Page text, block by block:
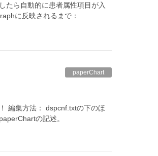
たら自動的に患者属性項目が入
に反映されるまで：
paperChart
編集方法： dspcnf.txtの下のほ
の記述。